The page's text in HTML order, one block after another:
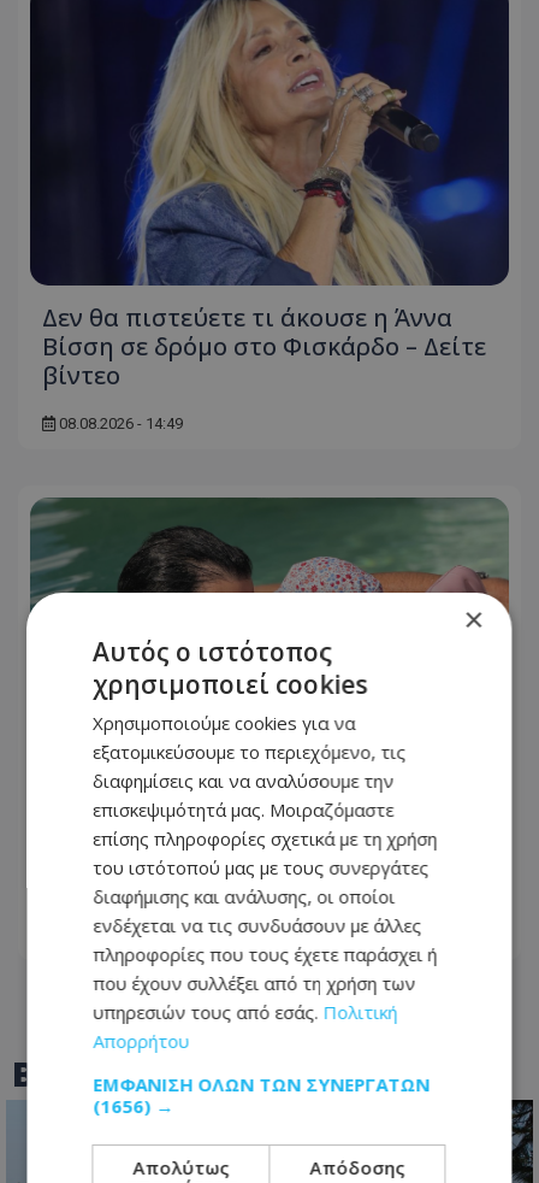
Δεν θα πιστεύετε τι άκουσε η Άννα
Βίσση σε δρόμο στο Φισκάρδο – Δείτε
βίντεο
08.08.2026 - 14:49
Ανδρέας Γεωργίου: «Η γέννηση της
κόρης μου άλλαξε ριζικά τη ζωή μου
και με αναδιαμόρφωσε ως άνθρωπο»
08.08.2026 - 12:38
BEST OFTOTHEMAONLINE
×
Αυτός ο ιστότοπος
χρησιμοποιεί cookies
Χρησιμοποιούμε cookies για να
εξατομικεύσουμε το περιεχόμενο, τις
διαφημίσεις και να αναλύσουμε την
επισκεψιμότητά μας. Μοιραζόμαστε
επίσης πληροφορίες σχετικά με τη χρήση
του ιστότοπού μας με τους συνεργάτες
διαφήμισης και ανάλυσης, οι οποίοι
ενδέχεται να τις συνδυάσουν με άλλες
πληροφορίες που τους έχετε παράσχει ή
που έχουν συλλέξει από τη χρήση των
υπηρεσιών τους από εσάς. Πολιτική
Απορρήτου
ΕΜΦΆΝΙΣΗ ΌΛΩΝ ΤΩΝ ΣΥΝΕΡΓΑΤΏΝ
(1656) →
Απολύτως
Απόδοσης